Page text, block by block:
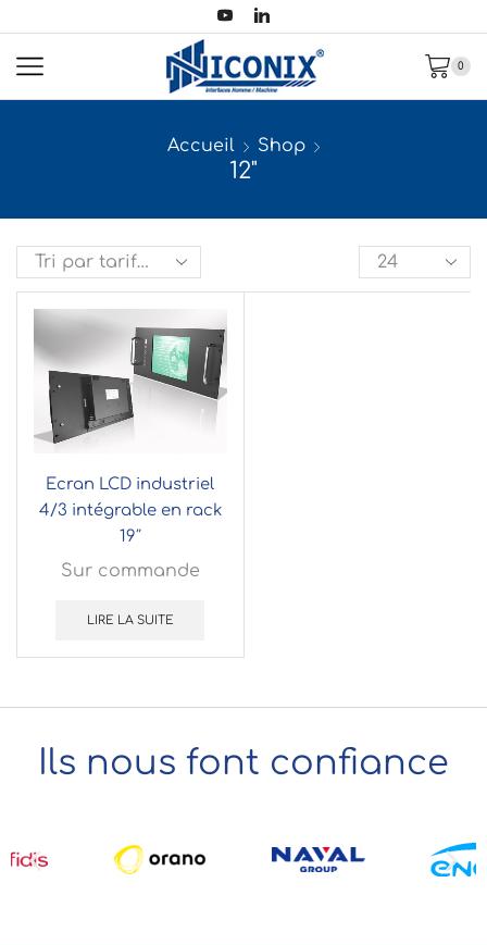
0
Accueil Shop
12"
Ecran LCD industriel
4/3 intégrable en rack
19″
Sur commande
LIRE LA SUITE
Ils nous font confiance